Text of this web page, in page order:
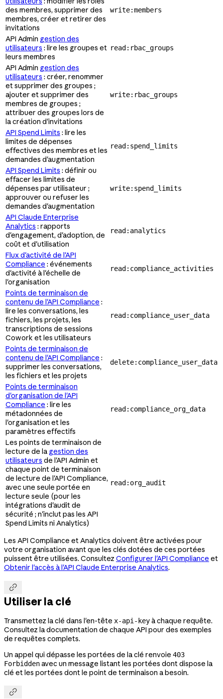
des membres, supprimer des
membres, créer et retirer des
invitations
write:members
API Admin gestion des
utilisateurs : lire les groupes et
leurs membres
read:rbac_groups
API Admin gestion des
utilisateurs : créer, renommer
et supprimer des groupes ;
ajouter et supprimer des
membres de groupes ;
attribuer des groupes lors de
la création d'invitations
write:rbac_groups
API Spend Limits : lire les
limites de dépenses
effectives des membres et les
demandes d'augmentation
read:spend_limits
API Spend Limits : définir ou
effacer les limites de
dépenses par utilisateur ;
approuver ou refuser les
demandes d'augmentation
write:spend_limits
API Claude Enterprise
Analytics : rapports
d'engagement, d'adoption, de
coût et d'utilisation
read:analytics
Flux d'activité de l'API
Compliance : événements
d'activité à l'échelle de
l'organisation
read:compliance_activities
Points de terminaison de
contenu de l'API Compliance :
lire les conversations, les
fichiers, les projets, les
transcriptions de sessions
Cowork et les utilisateurs
read:compliance_user_data
Points de terminaison de
contenu de l'API Compliance :
supprimer les conversations,
les fichiers et les projets
delete:compliance_user_data
Points de terminaison
d'organisation de l'API
Compliance : lire les
métadonnées de
l'organisation et les
paramètres effectifs
read:compliance_org_data
Les points de terminaison de
lecture de la gestion des
utilisateurs de l'API Admin et
chaque point de terminaison
de lecture de l'API Compliance,
avec une seule portée en
lecture seule (pour les
intégrations d'audit de
sécurité ; n'inclut pas les API
Spend Limits ni Analytics)
read:org_audit
Les API Compliance et Analytics doivent être activées pour
votre organisation avant que les clés dotées de ces portées
puissent être utilisées. Consultez Configurer l'API Compliance et
Obtenir l'accès à l'API Claude Enterprise Analytics.

Utiliser la clé
Transmettez la clé dans l'en-tête x-api-keyà chaque requête.
Consultez la documentation de chaque API pour des exemples
de requêtes complets.
Un appel qui dépasse les portées de la clé renvoie 403
Forbiddenavec un message listant les portées dont dispose la
clé et les portées dont le point de terminaison a besoin.
